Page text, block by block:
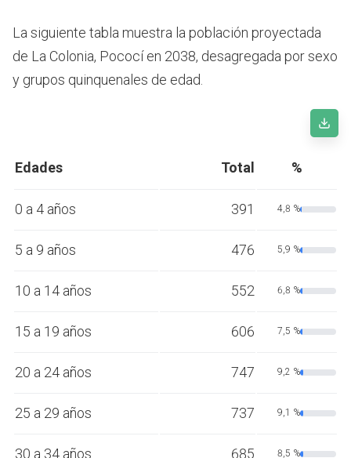
La siguiente tabla muestra la población proyectada
de La Colonia, Pococí en 2038, desagregada por sexo
y grupos quinquenales de edad.
Edades Total %
0 a 4 años 391 4,8 %
5 a 9 años 476 5,9 %
10 a 14 años 552 6,8 %
15 a 19 años 606 7,5 %
20 a 24 años 747 9,2 %
25 a 29 años 737 9,1 %
30 a 34 años 685 8,5 %